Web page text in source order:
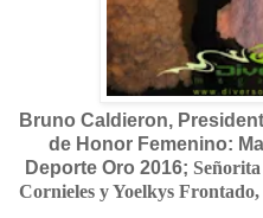
Bruno Caldieron,
de Honor Femenino:
Deporte Oro 2016;
Cornieles y Yoelkys